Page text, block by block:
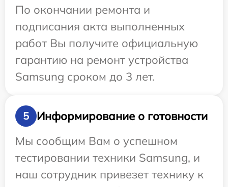
По окончании ремонта и
подписания акта выполненных
работ Вы получите официальную
гарантию на ремонт устройства
Samsung сроком до 3 лет.
5
Информирование о готовности
Мы сообщим Вам о успешном
тестировании техники Samsung, и
наш сотрудник привезет технику к